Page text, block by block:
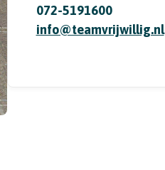
072-5191600
info@teamvrijwillig.nl